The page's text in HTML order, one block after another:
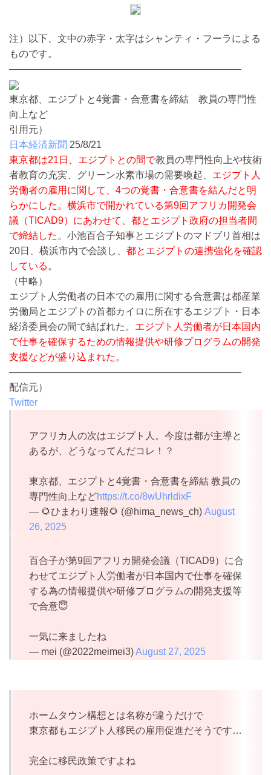
注）以下、文中の赤字・太字はシャンティ・フーラによる
ものです。
————————————————————————
東京都、エジプトと4覚書・合意書を締結 教員の専門性
向上など
引用元）
日本経済新聞 25/8/21
東京都は21日、エジプトとの間で教員の専門性向上や技術
者教育の充実、グリーン水素市場の需要喚起、 エジプト人
労働者の雇用に関して、4つの覚書・合意書を結んだと明
らかにした。横浜市で開かれている第9回アフリカ開発会
議（TICAD9）にあわせて、都とエジプト政府の担当者間
で締結した 。小池百合子知事とエジプトのマドブリ首相は
20日、横浜市内で会談し、 都とエジプトの連携強化を確認
している 。
（中略）
エジプト人労働者の日本での雇用に関する合意書は都産業
労働局とエジプトの首都カイロに所在するエジプト・日本
経済委員会の間で結ばれた。 エジプト人労働者が日本国内
で仕事を確保するための情報提供や研修プログラムの開発
支援などが盛り込まれた 。
————————————————————————
配信元）
Twitter
アフリカ人の次はエジプト人。今度は都が主導と
あるが、どうなってんだコレ！？
東京都、エジプトと4覚書・合意書を締結 教員の
専門性向上などhttps://t.co/8wUhrldixF
— 🌻ひまわり速報🌻 (@hima_news_ch) August
26, 2025
百合子が第9回アフリカ開発会議（TICAD9）に合
わせてエジプト人労働者が日本国内で仕事を確保
する為の情報提供や研修プログラムの開発支援等
で合意😇
一気に来ましたね
— mei (@2022meimei3)August 27, 2025
ホームタウン構想とは名称が違うだけで
東京都もエジプト人移民の雇用促進だそうです…
完全に移民政策ですよね